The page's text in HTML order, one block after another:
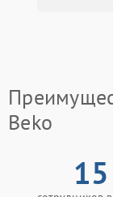
Beko
15